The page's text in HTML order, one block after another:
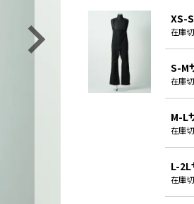
XS-
在庫
S-M
在庫
M-L
在庫
L-2L
在庫